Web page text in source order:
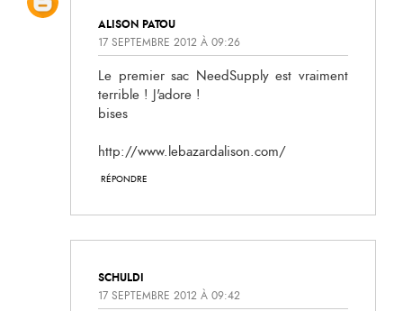
ALISON PATOU
17 SEPTEMBRE 2012 À 09:26
Le premier sac NeedSupply est vraiment
terrible ! J'adore !
bises
http://www.lebazardalison.com/
RÉPONDRE
SCHULDI
17 SEPTEMBRE 2012 À 09:42